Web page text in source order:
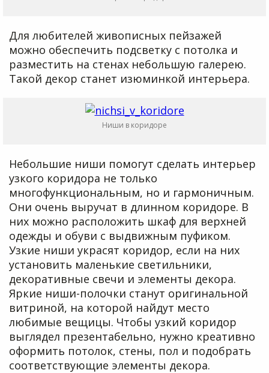
Для любителей живописных пейзажей
можно обеспечить подсветку с потолка и
разместить на стенах небольшую галерею.
Такой декор станет изюминкой интерьера.
Ниши в коридоре
Небольшие ниши помогут сделать интерьер
узкого коридора не только
многофункциональным, но и гармоничным.
Они очень выручат в длинном коридоре. В
них можно расположить шкаф для верхней
одежды и обуви с выдвижным пуфиком.
Узкие ниши украсят коридор, если на них
установить маленькие светильники,
декоративные свечи и элементы декора.
Яркие ниши-полочки станут оригинальной
витриной, на которой найдут место
любимые вещицы. Чтобы узкий коридор
выглядел презентабельно, нужно креативно
оформить потолок, стены, пол и подобрать
соответствующие элементы декора.